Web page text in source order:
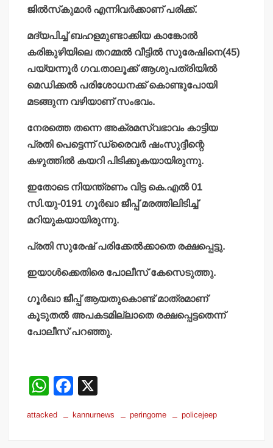
ജില്‍സ്‌കുമാര്‍ എന്നിവര്‍ക്കാണ് പരിക്ക്.
മദ്യപിച്ച് ബഹളമുണ്ടാക്കിയ കാങ്കോല്‍
കരിങ്കുഴിയിലെ തറമ്മല്‍ വീട്ടില്‍ സുരേഷിനെ(45)
പയ്യന്നൂര്‍ ഗവ.താലൂക്ക് ആശുപത്രിയില്‍
മെഡിക്കല്‍ പരിശോധനക്ക് കൊണ്ടുപോയി
മടങ്ങുന്ന വഴിയാണ് സംഭവം.
നേരത്തെ തന്നെ അക്രമസ്വഭാവം കാട്ടിയ
പ്രതി പെട്ടെന്ന് ഡ്രൈവര്‍ ഷംസുദ്ദീന്റെ
കഴുത്തില്‍ കയറി പിടിക്കുകയായിരുന്നു.
ഇതോടെ നിയന്ത്രണം വിട്ട കെ.എല്‍ 01
സി.യു-0191 ഗൂര്‍ഖാ ജീപ്പ് മരത്തിലിടിച്ച്
മറിയുകയായിരുന്നു.
പ്രതി സുരേഷ് പരിക്കേല്‍ക്കാതെ രക്ഷപ്പെട്ടു.
ഇയാള്‍ക്കെതിരെ പോലീസ് കേസെടുത്തു.
ഗൂര്‍ഖാ ജീപ്പ് ആയതുകൊണ്ട് മാത്രമാണ്
കൂടുതല്‍ അപകടമില്ലാതെ രക്ഷപ്പെട്ടതെന്ന്
പോലീസ് പറഞ്ഞു.
W
at
F
c
attacked kannurnews peringome policejeep